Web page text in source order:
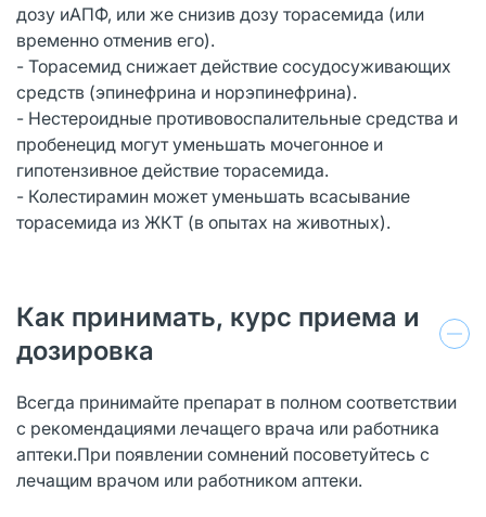
дозу иАПФ, или же снизив дозу торасемида (или
временно отменив его).
- Торасемид снижает действие сосудосуживающих
средств (эпинефрина и норэпинефрина).
- Нестероидные противовоспалительные средства и
пробенецид могут уменьшать мочегонное и
гипотензивное действие торасемида.
- Колестирамин может уменьшать всасывание
торасемида из ЖКТ (в опытах на животных).
Как принимать, курс приема и
дозировка
Всегда принимайте препарат в полном соответствии
с рекомендациями лечащего врача или работника
аптеки.При появлении сомнений посоветуйтесь с
лечащим врачом или работником аптеки.